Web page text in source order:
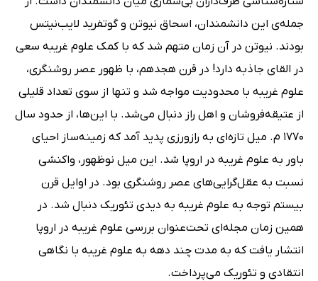
جمله‌ی این دانشمندان، اسحاق نیوتن و گوتفرید لایب‌نیتس
بودند. نیوتن در آن زمان متهم شد که با کمک علوم غریبه سعی
در القای جاذبه دارد! در قرن هجدهم، با ظهور عصر روشنگری،
علوم غریبه با محدودیت مواجه شد و تنها از سوی تعداد قلیلی
از عتیقه‌فروشان و اهل راز دنبال می‌شد. با این‌ها، از حدود سال
1770 م. میل تازه‌ای به رازورزی پدید آمد که زمینه‌ساز احیای
باور به علوم غریبه در اروپا شد. این میل نوظهور، واکنشی
نسبت به عقل‌گرایی‌های عصر روشنگری بود. در اوایل قرن
بیستم توجه به علوم غریبه به دیدی تئوریک دنبال شد. در
همین زمان مجله‌ای تحت‌عنوان بررسی علوم غریبه در اروپا
انتشار یافت که به مدت چند دهه به علوم غریبه با نگاهی
انتقادی و تئوریک می‌پرداخت.